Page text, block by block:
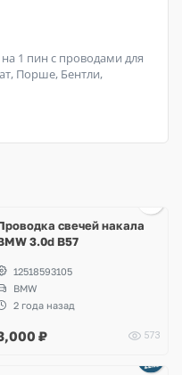
1 пин с проводами для
Порше, Бентли,
свечей накала
3.0d B57
12518593105
BMW
2 года назад
₽ 573